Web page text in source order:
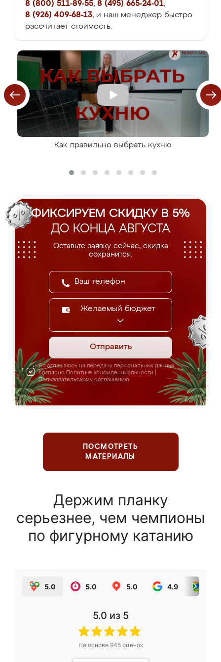
8 (800) 511-89-55, 8 (495) 665-24-01,
8 (926) 409-68-13, и наш менеджер быстро
рассчитает стоимость.
Как правильно выбрать кухню
ФИКСИРУЕМ СКИДКУ В 5%
ДО КОНЦА АВГУСТА
Оставьте заявку сейчас, скидка
сохранится.
Желаемый бюджет
Отправить
Я соглашаюсь на передачу персональных данных
согласно Политике конфиденциальности
Пользовательскому соглашению
ПОСМОТРЕТЬ
МАТЕРИАЛЫ
Держим планку
серьезнее, чем чемпионы
по фигурному катанию
5.0 5.0 5.0 4.9
5.0 из 5
На основе 945оценок